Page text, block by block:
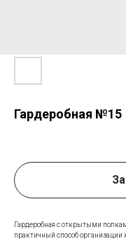
Гардеробная №15
Гардеробная с открытыми
практичный способ организации